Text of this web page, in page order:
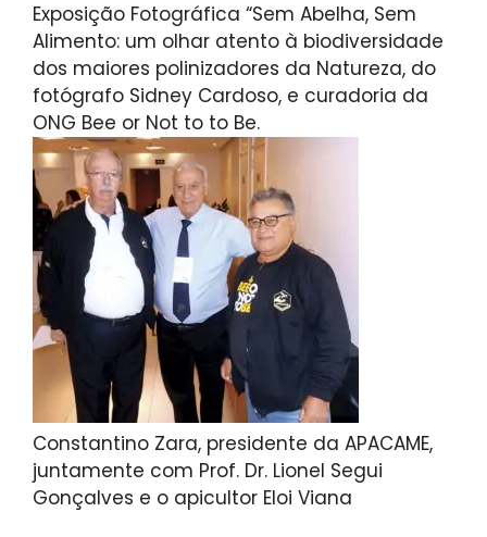
Exposição Fotográfica “Sem Abelha, Sem
Alimento: um olhar atento à biodiversidade
dos maiores polinizadores da Natureza, do
fotógrafo Sidney Cardoso, e curadoria da
ONG Bee or Not to to Be.
Constantino Zara, presidente da APACAME,
juntamente com Prof. Dr. Lionel Segui
Gonçalves e o apicultor Eloi Viana